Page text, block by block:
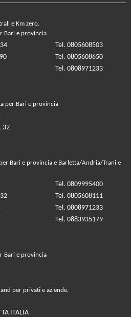
e Km zero.
Bari e provincia
Tel. 0805608503
Tel. 0805608650
Tel. 0808971233
per Bari e provincia
32
Bari e provincia e Barletta/Andria/Trani e
Tel. 0809995400
Tel. 0805608111
Tel. 0808971233
Tel. 0883935179
Bari e provincia
per privati e aziende.
ITALIA